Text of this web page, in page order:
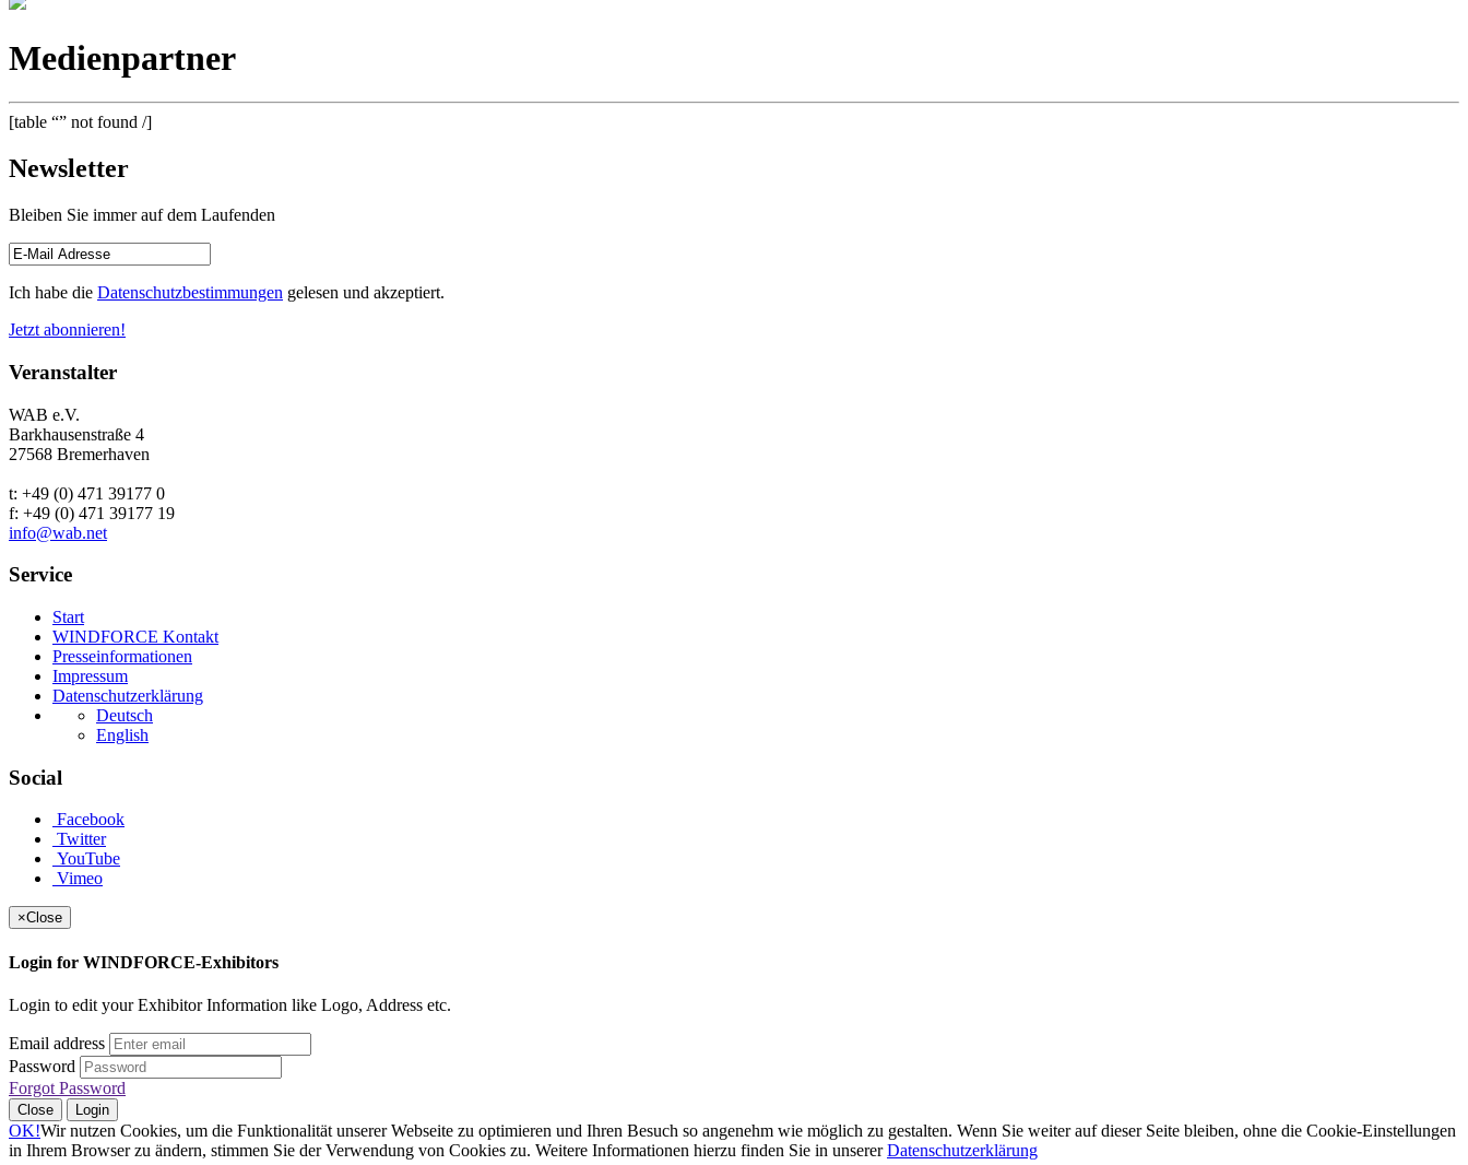
Medienpartner
[table “” not found /]
Newsletter
Bleiben Sie immer auf dem Laufenden
Ich habe die Datenschutzbestimmungen gelesen und akzeptiert.
Jetzt abonnieren!
Veranstalter
WAB e.V.
Barkhausenstraße 4
27568 Bremerhaven
t: +49 (0) 471 39177 0
f: +49 (0) 471 39177 19
info@wab.net
Service
Start
WINDFORCE Kontakt
Presseinformationen
Impressum
Datenschutzerklärung
Deutsch
English
Social
Facebook
Twitter
YouTube
Vimeo
×Close
Login for WINDFORCE-Exhibitors
Login to edit your Exhibitor Information like Logo, Address etc.
Email address
Password
Forgot Password
Close Login
OK!Wir nutzen Cookies, um die Funktionalität unserer Webseite zu optimieren und Ihren Besuch so angenehm wie möglich zu gestalten. Wenn Sie weiter auf dieser Seite bleiben, ohne die Cookie-Einstellungen
in Ihrem Browser zu ändern, stimmen Sie der Verwendung von Cookies zu. Weitere Informationen hierzu finden Sie in unsererDatenschutzerklärung